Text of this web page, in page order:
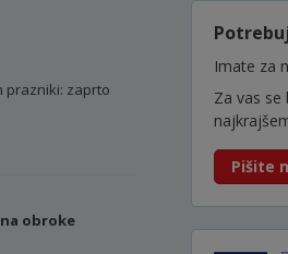
Imate za
Za vas
Pišite
prazniki: zaprto
obroke